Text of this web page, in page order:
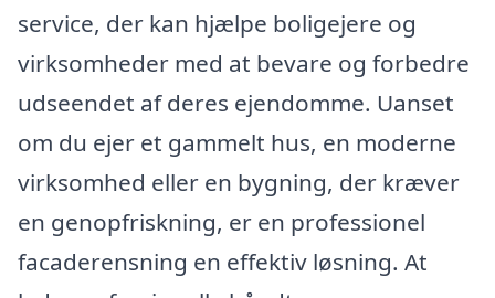
service, der kan hjælpe boligejere og
virksomheder med at bevare og forbedre
udseendet af deres ejendomme. Uanset
om du ejer et gammelt hus, en moderne
virksomhed eller en bygning, der kræver
en genopfriskning, er en professionel
facaderensning en effektiv løsning. At